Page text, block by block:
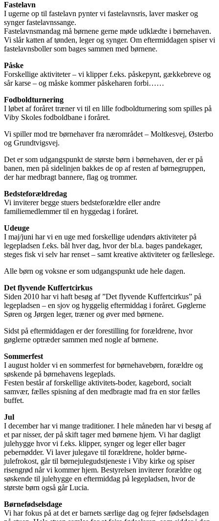
Fastelavn
I ugerne op til fastelavn pynter vi fastelavnsris, laver masker og
synger fastelavnssange.
Fastelavnsmandag må børnene gerne møde udklædte i børnehaven.
Vi slår katten af tønden, leger og synger. Om eftermiddagen spiser vi
fastelavnsboller som bages sammen med børnene.
Påske
Forskellige aktiviteter – vi klipper f.eks. påskepynt, gækkebreve og
sår karse – og måske kommer påskeharen forbi……
Fodboldturnering
I løbet af foråret træner vi til en lille fodboldturnering som spilles på
Viby Skoles fodboldbane i foråret.
Vi spiller mod tre børnehaver fra nærområdet – Moltkesvej, Østerbo
og Grundtvigsvej.
Det er som udgangspunkt de største børn i børnehaven, der er på
banen, men på sidelinjen bakkes de op af resten af børnegruppen,
der har medbragt bannere, flag og trommer.
Bedsteforældredag
Vi inviterer begge stuers bedsteforældre eller andre
familiemedlemmer til en hyggedag i foråret.
Udeuge
I maj/juni har vi en uge med forskellige udendørs aktiviteter på
legepladsen f.eks. bål hver dag, hvor der bl.a. bages pandekager,
steges fisk vi selv har renset – samt kreative aktiviteter og fælleslege.
Alle børn og voksne er som udgangspunkt ude hele dagen.
Det flyvende Kuffertcirkus
Siden 2010 har vi haft besøg af ”Det flyvende Kuffertcirkus” på
legepladsen – en sjov og hyggelig eftermiddag i foråret. Gøglerne
Søren og Jørgen leger, træner og øver med børnene.
Sidst på eftermiddagen er der forestilling for forældrene, hvor
gøglerne optræder sammen med nogle af børnene.
Sommerfest
I august holder vi en sommerfest for børnehavebørn, forældre og
søskende på børnehavens legeplads.
Festen består af forskellige aktivitets-boder, kagebord, socialt
samvær, fælles spisning af den medbragte mad fra en stor fælles
buffet.
Jul
I december har vi mange traditioner. I hele måneden har vi besøg af
et par nisser, der på skift tager med børnene hjem. Vi har dagligt
julehygge hvor vi f.eks. klipper, synger og leger eller bager
pebernødder. Vi laver julegave til forældrene, holder børne-
julefrokost, går til børnejulegudstjeneste i Viby kirke og spiser
risengrød når vi kommer hjem. Bestyrelsen inviterer forældre og
søskende til julehygge en eftermiddag på legepladsen, hvor de
største børn også går Lucia.
Børnefødselsdage
Vi har fokus på at det er barnets særlige dag og fejrer fødselsdagen